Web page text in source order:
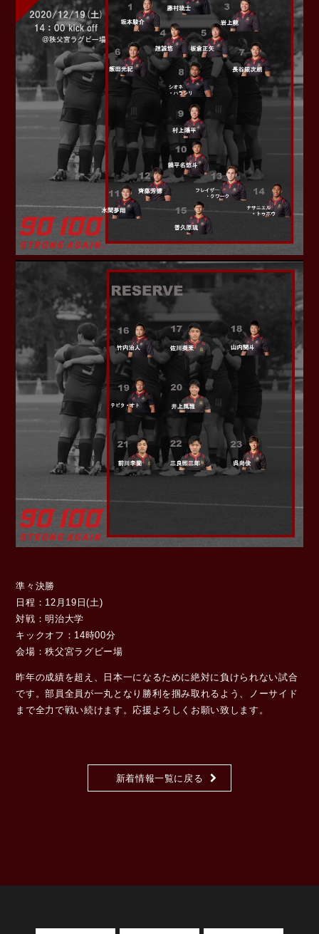
準々決勝
日程：12月19日(土)
対戦：明治大学
キックオフ：14時00分
会場：秩父宮ラグビー場
昨年の成績を超え、日本一になるために絶対に負けられない試合
です。部員全員が一丸となり勝利を掴み取れるよう、ノーサイド
まで全力で戦い続けます。応援よろしくお願い致します。
新着情報一覧に戻る